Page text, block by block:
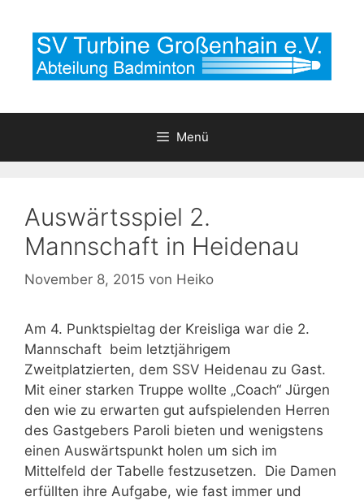
Inhalt
springen
Menü
Auswärtsspiel 2.
Mannschaft in Heidenau
November 8, 2015 von Heiko
Am 4. Punktspieltag der Kreisliga war die 2.
Mannschaft beim letztjährigem
Zweitplatzierten, dem SSV Heidenau zu Gast.
Mit einer starken Truppe wollte „Coach“ Jürgen
den wie zu erwarten gut aufspielenden Herren
des Gastgebers Paroli bieten und wenigstens
einen Auswärtspunkt holen um sich im
Mittelfeld der Tabelle festzusetzen. Die Damen
erfüllten ihre Aufgabe, wie fast immer und